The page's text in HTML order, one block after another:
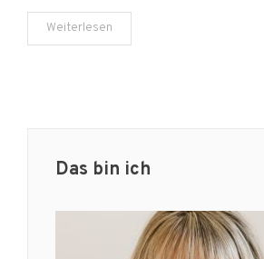
Weiterlesen
Das bin ich